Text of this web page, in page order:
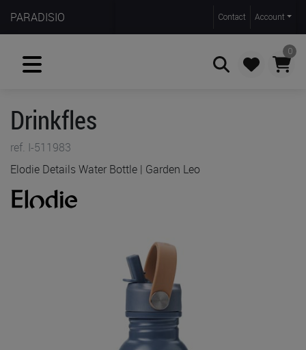
PARADISIO Contact Account
0
Drinkfles
ref. I-511983
Elodie Details Water Bottle | Garden Leo